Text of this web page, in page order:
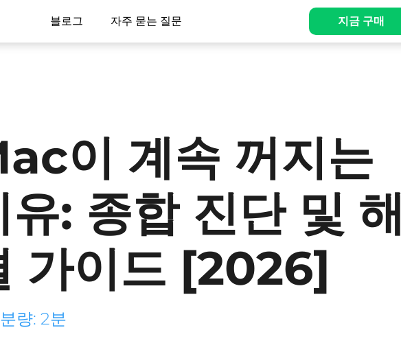
블로그 자주 묻는 질문 지금 구매
이 계속 꺼지는
유: 종합 진단 및 해
가이드 [2026]
량: 2분